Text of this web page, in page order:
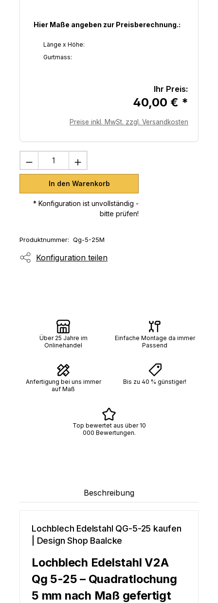
Hier Maße angeben zur Preisberechnung.:
Länge x Höhe:
Gurtmass:
Ihr Preis:
40,00 € *
Preise inkl. MwSt. zzgl. Versandkosten
Produkt Anzahl: Gib den
In den Warenkorb
* Konfiguration ist unvollständig -
bitte prüfen!
Produktnummer: Qg-5-25M
Konfiguration teilen
Über 25 Jahre im
Onlinehandel
Einfache Montage da immer
Passend
Anfertigung bei uns immer
auf Maß
Bis zu 40 % günstiger!
Top bewertet aus über 10
000 Bewertungen.
Beschreibung
Lochblech Edelstahl QG-5-25 kaufen
| Design Shop Baalcke
Lochblech Edelstahl V2A
Qg 5-25 – Quadratlochung
5 mm nach Maß gefertigt